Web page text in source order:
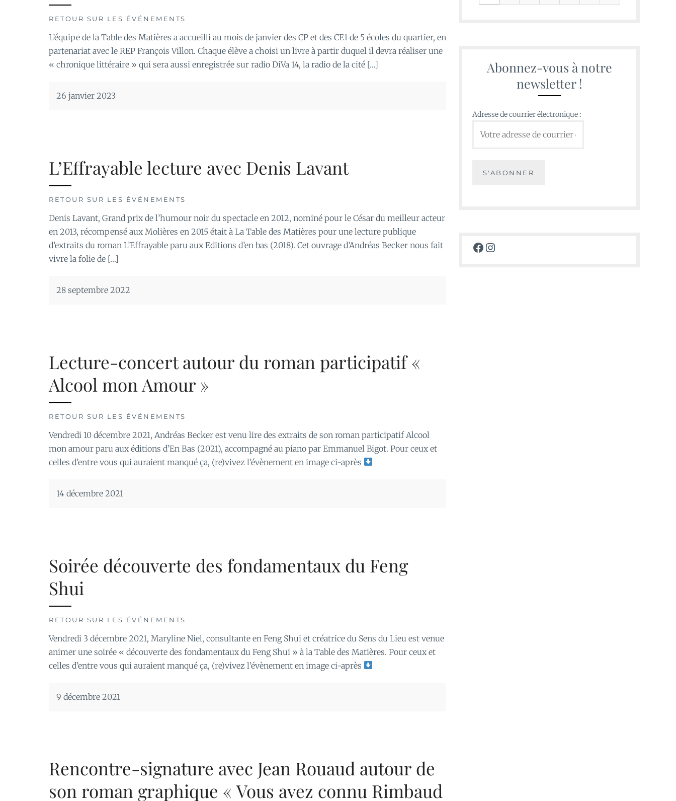
RETOUR SUR LES ÉVÉNEMENTS
L’équipe de la Table des Matières a accueilli au mois de janvier des CP et des CE1 de 5 écoles du quartier, en
partenariat avec le REP François Villon. Chaque élève a choisi un livre à partir duquel il devra réaliser une
« chronique littéraire » qui sera aussi enregistrée sur radio DiVa 14, la radio de la cité […]
26 janvier 2023
L’Effrayable lecture avec Denis Lavant
RETOUR SUR LES ÉVÉNEMENTS
Denis Lavant, Grand prix de l’humour noir du spectacle en 2012, nominé pour le César du meilleur acteur
en 2013, récompensé aux Molières en 2015 était à La Table des Matières pour une lecture publique
d’extraits du roman L’Effrayable paru aux Editions d’en bas (2018). Cet ouvrage d’Andréas Becker nous fait
vivre la folie de […]
28 septembre 2022
Lecture-concert autour du roman participatif «
Alcool mon Amour »
RETOUR SUR LES ÉVÉNEMENTS
Vendredi 10 décembre 2021, Andréas Becker est venu lire des extraits de son roman participatif Alcool
mon amour paru aux éditions d’En Bas (2021), accompagné au piano par Emmanuel Bigot. Pour ceux et
celles d’entre vous qui auraient manqué ça, (re)vivez l’évènement en image ci-après
14 décembre 2021
Soirée découverte des fondamentaux du Feng
Shui
RETOUR SUR LES ÉVÉNEMENTS
Vendredi 3 décembre 2021, Maryline Niel, consultante en Feng Shui et créatrice du Sens du Lieu est venue
animer une soirée « découverte des fondamentaux du Feng Shui » à la Table des Matières. Pour ceux et
celles d’entre vous qui auraient manqué ça, (re)vivez l’évènement en image ci-après
9 décembre 2021
Rencontre-signature avec Jean Rouaud autour de
son roman graphique « Vous avez connu Rimbaud
Abonnez-vous à notre
newsletter !
Adresse de courrier électronique :
Facebook
Instagram